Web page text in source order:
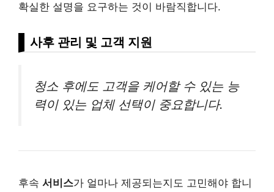
확실한 설명을 요구하는 것이 바람직합니다.
사후 관리 및 고객 지원
청소 후에도 고객을 케어할 수 있는 능
력이 있는 업체 선택이 중요합니다.
후속 서비스가 얼마나 제공되는지도 고민해야 합니